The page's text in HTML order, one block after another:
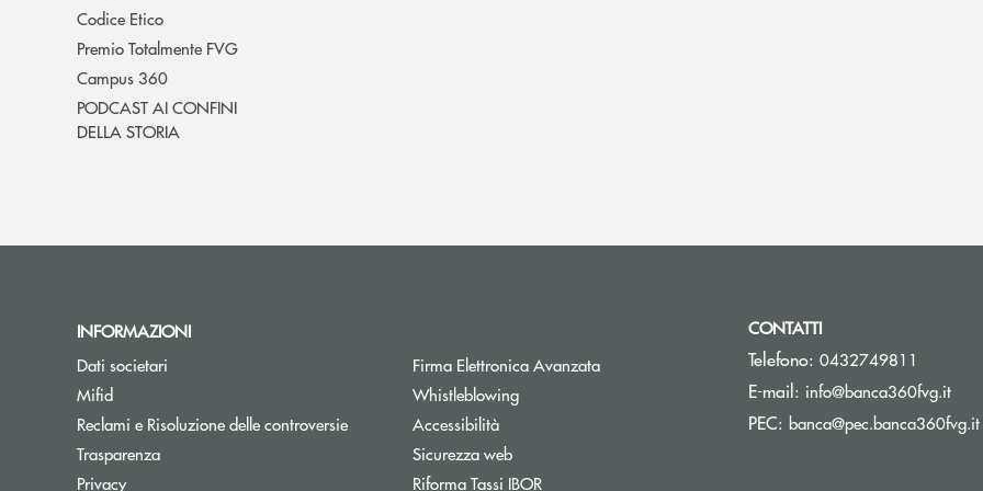
Codice Etico
Premio Totalmente FVG
Campus 360
PODCAST AI CONFINI
DELLA STORIA
INFORMAZIONI
Dati societari
Mifid
Reclami e Risoluzione delle controversie
Trasparenza
Privacy
Firma Elettronica Avanzata
WhistleblowingApre una nuova finestra
Accessibilità
Sicurezza web
Riforma Tassi IBORApre una nuova finestra
CONTATTI
Telefono: 0432749811
E-mail: info@banca360fvg.it(si
PEC: banca@pec.banca360fvg.it